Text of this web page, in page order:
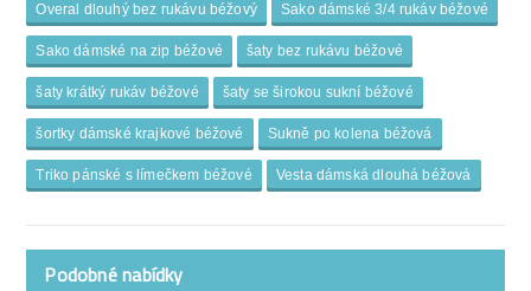
Overal dlouhý bez rukávu béžový Sako dámské 3/4 rukáv béžové
Sako dámské na zip béžové šaty bez rukávu béžové
šaty krátký rukáv béžové šaty se širokou sukní béžové
šortky dámské krajkové béžové Sukně po kolena béžová
Triko pánské s límečkem béžové Vesta dámská dlouhá béžová
Podobné nabídky